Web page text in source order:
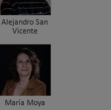
Alejandro San
Vicente
María Moya